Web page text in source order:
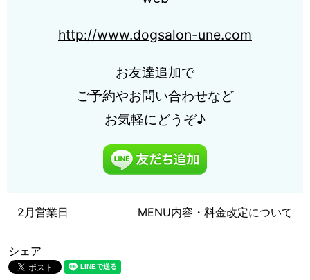
http://www.dogsalon-une.com
お友達追加で
ご予約やお問い合わせなど
お気軽にどうぞ♪
2月営業日 MENU内容・料金改定について
シェア